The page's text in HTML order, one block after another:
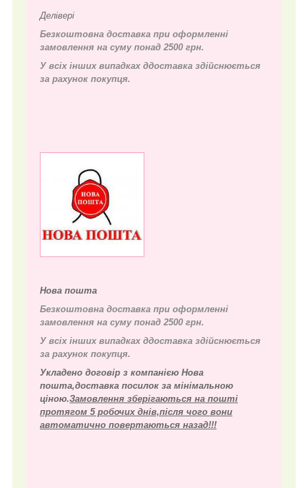
Делівері
Безкоштовна доставка при оформленні
замовлення на суму понад 2500 грн.
У всіх інших випадках ддоставка здійснюється
за рахунок покупця.
Нова пошта
Безкоштовна доставка при оформленні
замовлення на суму понад 2500 грн.
У всіх інших випадках ддоставка здійснюється
за рахунок покупця.
Укладено договір з компанією Нова
пошта,доставка посилок за мінімальною
ціною.Замовлення зберігаються на пошті
протягом 5 робочих днів,після чого вони
автоматично повертаються назад!!!